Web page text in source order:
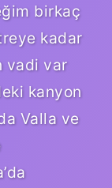
birkaç
kadar
vadi var
kanyon
Valla ve